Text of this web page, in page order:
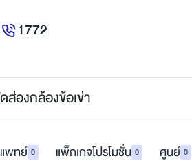
1772
แพทย์ 0 แพ็กเกจโปรโมชั่น 0 ศูนย์ 0